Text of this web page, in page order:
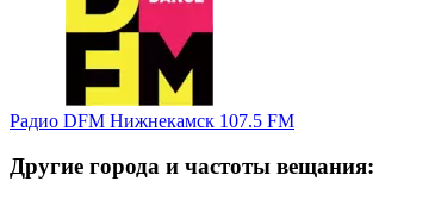
Радио DFM Нижнекамск 107.5 FM
Другие города и частоты вещания: